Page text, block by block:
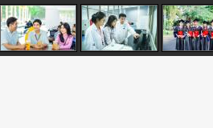
Trở lại